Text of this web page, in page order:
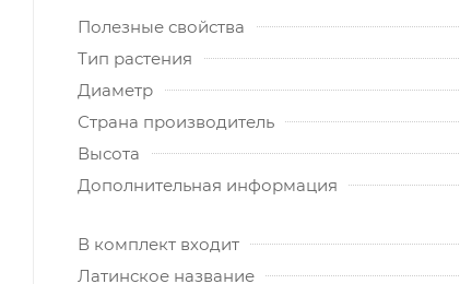
Полезные свойства
Тип растения
Диаметр
Страна производитель
Высота
Дополнительная информация
В комплект входит
Латинское название